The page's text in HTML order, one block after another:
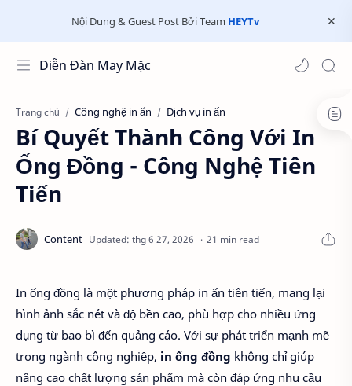
Nội Dung & Guest Post Bởi Team HEYTv
Diễn Đàn May Mặc
Trang chủ Công nghệ in ấn Dịch vụ in ấn
Bí Quyết Thành Công Với In
Ống Đồng - Công Nghệ Tiên
Tiến
21 min read
In ống đồng là một phương pháp in ấn tiên tiến, mang lại
hình ảnh sắc nét và độ bền cao, phù hợp cho nhiều ứng
dụng từ bao bì đến quảng cáo. Với sự phát triển mạnh mẽ
trong ngành công nghiệp, in ống đồng không chỉ giúp
nâng cao chất lượng sản phẩm mà còn đáp ứng nhu cầu